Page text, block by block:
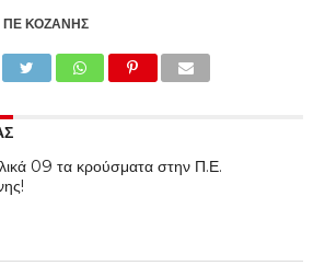
ΠΕ ΚΟΖΆΝΗΣ
09 τα κρούσματα στην Π.Ε.